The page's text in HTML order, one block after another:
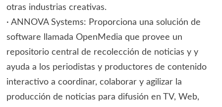
otras industrias creativas.
· ANNOVA Systems: Proporciona una solución de
software llamada OpenMedia que provee un
repositorio central de recolección de noticias y y
ayuda a los periodistas y productores de contenido
interactivo a coordinar, colaborar y agilizar la
producción de noticias para difusión en TV, Web,